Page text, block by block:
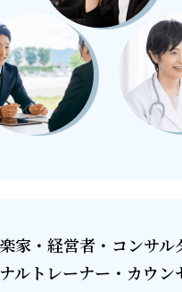
家・経営者・コンサル
ルトレーナー・カウン